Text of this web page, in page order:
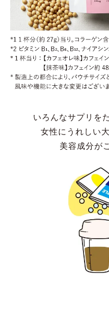
いろんなサプリを
女性にうれしい
美容成分が